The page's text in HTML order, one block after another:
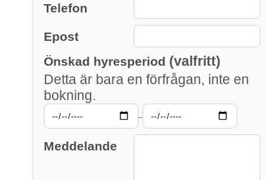
Telefon
Epost
Önskad hyresperiod (valfritt)
Detta är bara en förfrågan, inte en
bokning.
–
Meddelande